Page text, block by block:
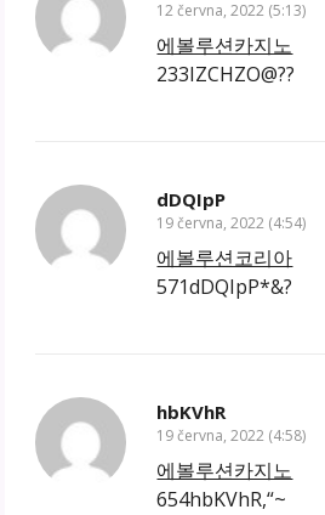
12 června, 2022 (5:13)
에볼루션카지노
233IZCHZO@??
dDQIpP
19 června, 2022 (4:54)
에볼루션코리아
571dDQIpP*&?
hbKVhR
19 června, 2022 (4:58)
에볼루션카지노
654hbKVhR,“~